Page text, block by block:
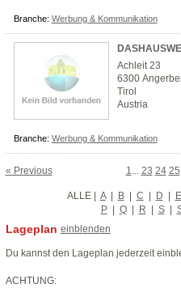
Branche: Werbung & Kommunikation
Achleit 23
6300
Tirol
Austria
Branche: Werbung & Kommunikation
« Previous 1 23 24 25
ALLE| A | B | C | D | E
P | Q | R | S |
Lageplan einblenden
Du kannst den Lageplan jederzeit
ACHTUNG: